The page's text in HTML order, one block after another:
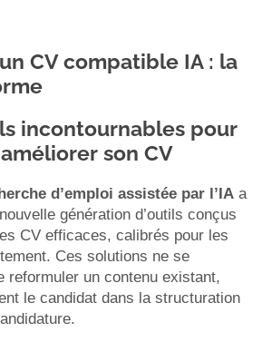
CV compatible IA : la
incontournables pour
son CV
d’emploi assistée par l’IA a
génération d’outils conçus
CV efficaces, calibrés pour les
Ces solutions ne se
reformuler un contenu existant,
le candidat dans la structuration